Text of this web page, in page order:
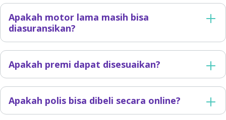
Apakah motor lama masih bisa
diasuransikan?
Apakah premi dapat disesuaikan?
Apakah polis bisa dibeli secara online?